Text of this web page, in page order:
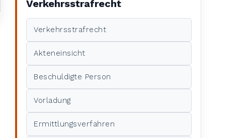
Verkehrsstrafrecht
Verkehrsstrafrecht
Akteneinsicht
Beschuldigte Person
Vorladung
Ermittlungsverfahren